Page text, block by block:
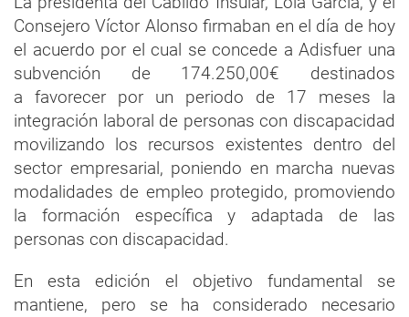
Consejero Víctor Alonso firmaban en el día de hoy
el acuerdo por el cual se concede a Adisfuer una
subvención de 174.250,00€ destinados
a favorecer por un periodo de 17 meses la
integración laboral de personas con discapacidad
movilizando los recursos existentes dentro del
sector empresarial, poniendo en marcha nuevas
modalidades de empleo protegido, promoviendo
la formación específica y adaptada de las
personas con discapacidad.
En esta edición el objetivo fundamental se
mantiene, pero se ha considerado necesario